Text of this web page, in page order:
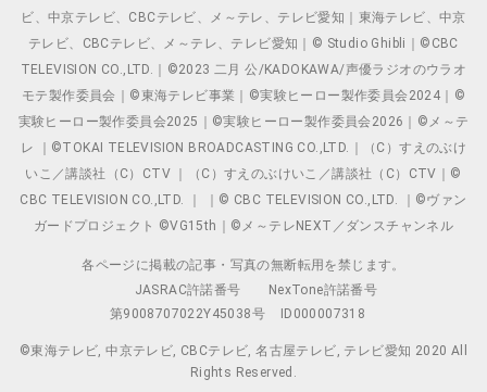
ビ、中京テレビ、CBCテレビ、メ～テレ、テレビ愛知｜東海テレビ、中京
テレビ、CBCテレビ、メ～テレ、テレビ愛知｜© Studio Ghibli｜©CBC
TELEVISION CO.,LTD.｜©2023 二月 公/KADOKAWA/声優ラジオのウラオ
モテ製作委員会｜©東海テレビ事業｜©実験ヒーロー製作委員会2024｜©
実験ヒーロー製作委員会2025｜©実験ヒーロー製作委員会2026｜©メ～テ
レ ｜©TOKAI TELEVISION BROADCASTING CO.,LTD.｜（C）すえのぶけ
いこ／講談社（C）CTV ｜（C）すえのぶけいこ／講談社（C）CTV｜©
CBC TELEVISION CO.,LTD. ｜ ｜© CBC TELEVISION CO.,LTD. ｜©ヴァン
ガードプロジェクト ©VG15th｜©メ～テレNEXT／ダンスチャンネル
各ページに掲載の記事・写真の無断転用を禁じます。
JASRAC許諾番号
NexTone許諾番号
第9008707022Y45038号
ID000007318
©東海テレビ, 中京テレビ, CBCテレビ, 名古屋テレビ, テレビ愛知 2020 All
Rights Reserved.